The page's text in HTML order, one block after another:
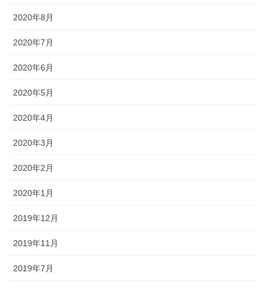
2020年8月
2020年7月
2020年6月
2020年5月
2020年4月
2020年3月
2020年2月
2020年1月
2019年12月
2019年11月
2019年7月